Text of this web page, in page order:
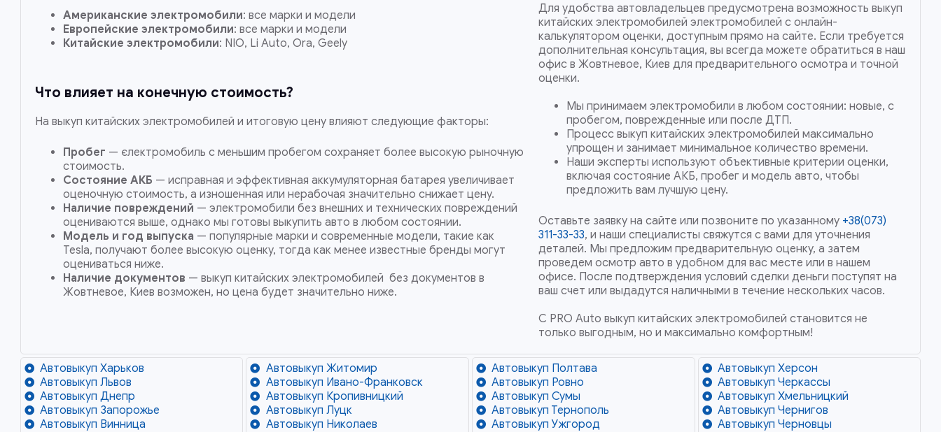
Американские электромобили: все марки и модели
Европейские электромобили: все марки и модели
Китайские электромобили: NIO, Li Auto, Ora, Geely
Что влияет на конечную стоимость?
На выкуп китайских электромобилей и итоговую цену влияют следующие факторы:
Пробег — єлектромобиль с меньшим пробегом сохраняет более высокую рыночную
стоимость.
Состояние АКБ — исправная и эффективная аккумуляторная батарея увеличивает
оценочную стоимость, а изношенная или нерабочая значительно снижает цену.
Наличие повреждений — электромобили без внешних и технических повреждений
оцениваются выше, однако мы готовы выкупить авто в любом состоянии.
Модель и год выпуска — популярные марки и современные модели, такие как
Tesla, получают более высокую оценку, тогда как менее известные бренды могут
оцениваться ниже.
Наличие документов — выкуп китайских электромобилей без документов в
Жовтневое, Киев возможен, но цена будет значительно ниже.
Для удобства автовладельцев предусмотрена возможность выкуп
китайских электромобилей электромобилей с онлайн-
калькулятором оценки, доступным прямо на сайте. Если требуется
дополнительная консультация, вы всегда можете обратиться в наш
офис в Жовтневое, Киев для предварительного осмотра и точной
оценки.
Мы принимаем электромобили в любом состоянии: новые, с
пробегом, поврежденные или после ДТП.
Процесс выкуп китайских электромобилей максимально
упрощен и занимает минимальное количество времени.
Наши эксперты используют объективные критерии оценки,
включая состояние АКБ, пробег и модель авто, чтобы
предложить вам лучшую цену.
Оставьте заявку на сайте или позвоните по указанному +38(073)
311-33-33, и наши специалисты свяжутся с вами для уточнения
деталей. Мы предложим предварительную оценку, а затем
проведем осмотр авто в удобном для вас месте или в нашем
офисе. После подтверждения условий сделки деньги поступят на
ваш счет или выдадутся наличными в течение нескольких часов.
С PRO Auto выкуп китайских электромобилей становится не
только выгодным, но и максимально комфортным!
Автовыкуп Харьков
Автовыкуп Львов
Автовыкуп Днепр
Автовыкуп Запорожье
Автовыкуп Винница
Автовыкуп Житомир
Автовыкуп Ивано-Франковск
Автовыкуп Кропивницкий
Автовыкуп Луцк
Автовыкуп Николаев
Автовыкуп Полтава
Автовыкуп Ровно
Автовыкуп Сумы
Автовыкуп Тернополь
Автовыкуп Ужгород
Автовыкуп Херсон
Автовыкуп Черкассы
Автовыкуп Хмельницкий
Автовыкуп Чернигов
Автовыкуп Черновцы